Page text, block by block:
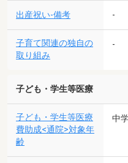
出産祝い-備考 -
子育て関連の独自の
取り組み
-
子ども・学生等医療
子ども・学生等医療
費助成<通院>対象年
齢
中